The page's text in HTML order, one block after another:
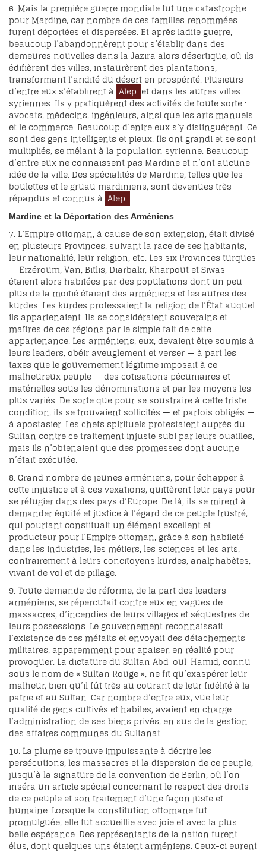
6. Mais la première guerre mondiale fut une catastrophe
pour Mardine, car nombre de ces familles renommées
furent déportées et dispersées. Et après ladite guerre,
beaucoup l’abandonnèrent pour s’établir dans des
demeures nouvelles dans la Jazira alors désertique, où ils
édifièrent des villes, instaurèrent des plantations,
transformant l’aridité du désert en prospérité. Plusieurs
d’entre eux s’établirent à Alep et dans les autres villes
syriennes. Ils y pratiquèrent des activités de toute sorte :
avocats, médecins, ingénieurs, ainsi que les arts manuels
et le commerce. Beaucoup d’entre eux s’y distinguèrent. Ce
sont des gens intelligents et pieux. Ils ont grandi et se sont
multipliés, se mêlant à la population syrienne. Beaucoup
d’entre eux ne connaissent pas Mardine et n’ont aucune
idée de la ville. Des spécialités de Mardine, telles que les
boulettes et le gruau mardiniens, sont devenues très
répandus et connus à Alep .
Mardine et la Déportation des Arméniens
7. L’Empire ottoman, à cause de son extension, était divisé
en plusieurs Provinces, suivant la race de ses habitants,
leur nationalité, leur religion, etc. Les six Provinces turques
— Erzéroum, Van, Bitlis, Diarbakr, Kharpout et Siwas —
étaient alors habitées par des populations dont un peu
plus de la moitié étaient des arméniens et les autres des
kurdes. Les kurdes professaient la religion de l’État auquel
ils appartenaient. Ils se considéraient souverains et
maîtres de ces régions par le simple fait de cette
appartenance. Les arméniens, eux, devaient être soumis à
leurs leaders, obéir aveuglement et verser — à part les
taxes que le gouvernement légitime imposait à ce
malheureux peuple — des cotisations pécuniaires et
matérielles sous les dénominations et par les moyens les
plus variés. De sorte que pour se soustraire à cette triste
condition, ils se trouvaient sollicités — et parfois obligés —
à apostasier. Les chefs spirituels protestaient auprès du
Sultan contre ce traitement injuste subi par leurs ouailles,
mais ils n’obtenaient que des promesses dont aucune
n’était exécutée.
8. Grand nombre de jeunes arméniens, pour échapper à
cette injustice et à ces vexations, quittèrent leur pays pour
se réfugier dans des pays d’Europe. De là, ils se mirent à
demander équité et justice à l’égard de ce peuple frustré,
qui pourtant constituait un élément excellent et
producteur pour l’Empire ottoman, grâce à son habileté
dans les industries, les métiers, les sciences et les arts,
contrairement à leurs concitoyens kurdes, analphabètes,
vivant de vol et de pillage.
9. Toute demande de réforme, de la part des leaders
arméniens, se répercutait contre eux en vagues de
massacres, d’incendies de leurs villages et séquestres de
leurs possessions. Le gouvernement reconnaissait
l’existence de ces méfaits et envoyait des détachements
militaires, apparemment pour apaiser, en réalité pour
provoquer. La dictature du Sultan Abd-oul-Hamid, connu
sous le nom de « Sultan Rouge », ne fit qu’exaspérer leur
malheur, bien qu’il fût très au courant de leur fidélité à la
patrie et au Sultan. Car nombre d’entre eux, vue leur
qualité de gens cultivés et habiles, avaient en charge
l’administration de ses biens privés, en sus de la gestion
des affaires communes du Sultanat.
10. La plume se trouve impuissante à décrire les
persécutions, les massacres et la dispersion de ce peuple,
jusqu’à la signature de la convention de Berlin, où l’on
inséra un article spécial concernant le respect des droits
de ce peuple et son traitement d’une façon juste et
humaine. Lorsque la constitution ottomane fut
promulguée, elle fut accueillie avec joie et avec la plus
belle espérance. Des représentants de la nation furent
élus, dont quelques uns étaient arméniens. Ceux-ci eurent